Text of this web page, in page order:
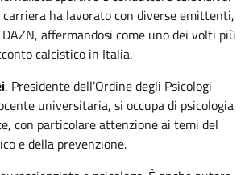
carriera ha lavorato con diverse emittenti,
affermandosi come uno dei volti più
calcistico in Italia.
, Presidente dell’Ordine degli Psicologi
universitaria, si occupa di psicologia
con particolare attenzione ai temi del
e della prevenzione.